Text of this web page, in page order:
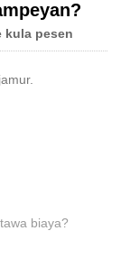
kula pesen
biaya?